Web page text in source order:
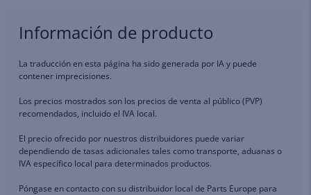
Información de producto
La traducción en esta página ha sido generada por IA y puede
contener imprecisiones.
Los precios mostrados son los precios de venta al público (PVP)
recomendados, incluido el IVA local.
El precio ofrecido por nuestros distribuidores puede variar
dependiendo de tasas adicionales tales como transporte, aduanas o
IVA específico local para determinados productos.
Póngase en contacto con su distribuidor local de Parts Europe para